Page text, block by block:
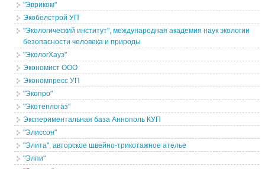
"Эвриком"
Экобелстрой УП
"Экологический институт", международная академия наук экологии
безопасности человека и природы
"ЭкологХауз"
Экономист ООО
Экономпресс УП
"Экопро"
"Экотеплогаз"
Экспериментальная база Аннополь КУП
"Элиссон"
"Элита", авторское швейно-трикотажное ателье
"Элпи"